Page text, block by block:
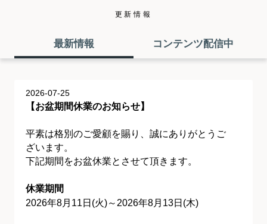
更新情報
最新情報 コンテンツ配信中
2026-07-25
【お盆期間休業のお知らせ】
平素は格別のご愛顧を賜り、誠にありがとうご
ざいます。
下記期間をお盆休業とさせて頂きます。
休業期間
2026年8月11日(火)～2026年8月13日(木)